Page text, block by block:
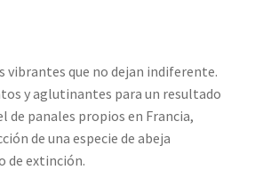
vibrantes que no dejan indiferente.
y aglutinantes para un resultado
de panales propios en Francia,
de una especie de abeja
de extinción.